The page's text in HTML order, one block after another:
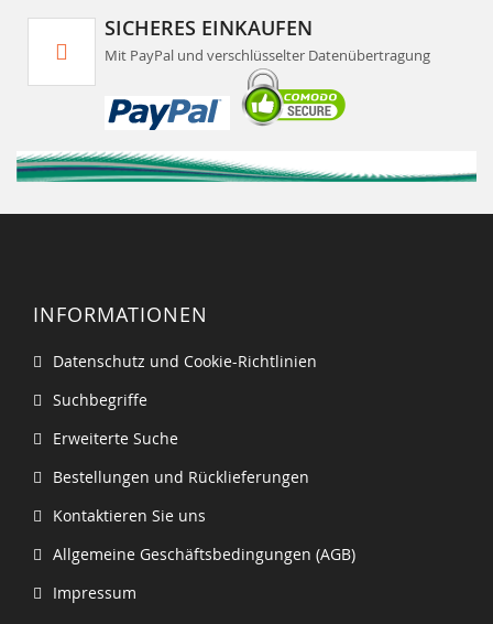
SICHERES EINKAUFEN
Mit PayPal und verschlüsselter Datenübertragung
INFORMATIONEN
Datenschutz und Cookie-Richtlinien
Suchbegriffe
Erweiterte Suche
Bestellungen und Rücklieferungen
Kontaktieren Sie uns
Allgemeine Geschäftsbedingungen (AGB)
Impressum